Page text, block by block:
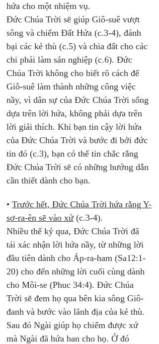
hứa cho một nhiệm vụ.
Đức Chúa Trời sẽ giúp Giô-suê vượt
sông và chiếm Đất Hứa (c.3-4), đánh
bại các kẻ thù (c.5) và chia đất cho các
chi phái làm sản nghiệp (c.6). Đức
Chúa Trời không cho biết rõ cách để
Giô-suê làm thành những công việc
nầy, vì dân sự của Đức Chúa Trời sống
dựa trên lời hứa, không phải dựa trên
lời giải thích. Khi bạn tin cậy lời hứa
của Đức Chúa Trời và bước đi bởi đức
tin đó (c.3), bạn có thể tin chắc rằng
Đức Chúa Trời sẽ có những hướng dẫn
cần thiết dành cho bạn.
• Trước hết, Đức Chúa Trời hứa rằng Y-
sơ-ra-ên sẽ vào xứ (c.3-4).
Nhiều thế kỷ qua, Đức Chúa Trời đã
tái xác nhận lời hứa nầy, từ những lời
đầu tiên dành cho Áp-ra-ham (Sa12:1-
20) cho đến những lời cuối cùng dành
cho Môi-se (Phuc 34:4). Đức Chúa
Trời sẽ đem họ qua bên kia sông Giô-
đanh và bước vào lãnh địa của kẻ thù.
Sau đó Ngài giúp họ chiếm được xứ
mà Ngài đã hứa ban cho họ. Ở đó